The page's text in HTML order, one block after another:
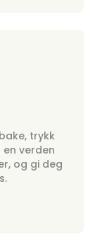
trykk
verden
og gi deg